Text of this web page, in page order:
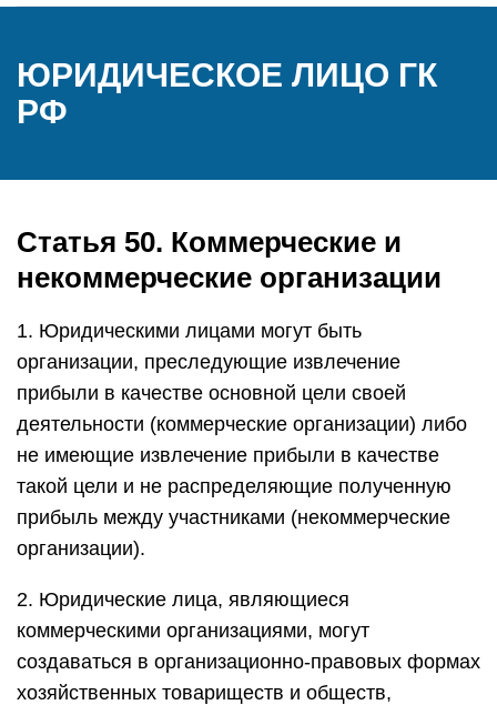
ЮРИДИЧЕСКОЕ ЛИЦО ГК
РФ
Статья 50. Коммерческие и
некоммерческие организации
1. Юридическими лицами могут быть
организации, преследующие извлечение
прибыли в качестве основной цели своей
деятельности (коммерческие организации) либо
не имеющие извлечение прибыли в качестве
такой цели и не распределяющие полученную
прибыль между участниками (некоммерческие
организации).
2. Юридические лица, являющиеся
коммерческими организациями, могут
создаваться в организационно-правовых формах
хозяйственных товариществ и обществ,